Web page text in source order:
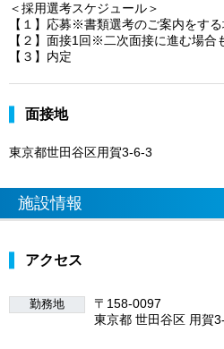
＜採用選考スケジュール＞
【１】応募※書類選考のご案内をする
【２】面接1回※二次面接に進む場合
【３】内定
面接地
東京都世田谷区用賀3-6-3
施設情報
アクセス
勤務地
〒158-0097
東京都 世田谷区 用賀